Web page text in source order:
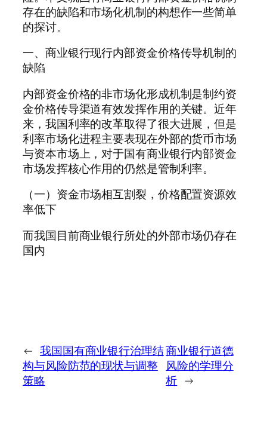
存在的缺陷和市场化机制的构想作一些简单
的探讨。
一、商业银行现行内部资金价格传导机制的
缺陷
内部资金价格的非市场化形成机制是制约资
金价格传导渠道有效发挥作用的关键。近年
来，我国利率的改革取得了很大进展，但是
利率市场化进程主要表现在外部的货币市场
与资本市场上，对于国有商业银行内部资金
市场发挥核心作用的仍然是管制利率。
（一）资金市场相互割裂，价格配置资源效
率低下
而我国目前商业银行所处的外部市场仍存在
国内
← 我国国有商业银行治理结
构与风险防范的现状与调整
策略
商业银行道德
风险的学理分
析 →